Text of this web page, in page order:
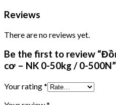
Reviews
There are no reviews yet.
Be the first to review
cơ – NK 0-50kg / 0-500N”
Your rating*